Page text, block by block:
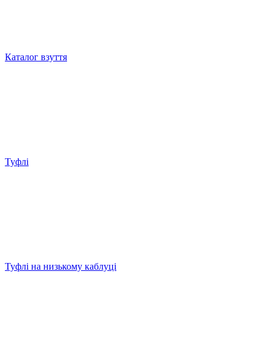
Каталог взуття
Туфлі
Туфлі на низькому каблуці